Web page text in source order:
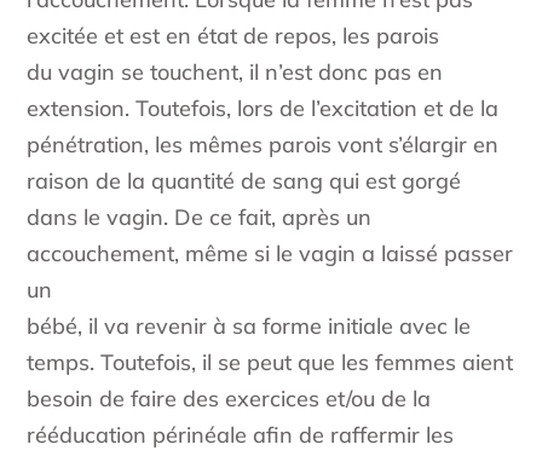
excitée et est en état de repos, les parois
du vagin se touchent, il n’est donc pas en
extension. Toutefois, lors de l’excitation et de la
pénétration, les mêmes parois vont s’élargir en
raison de la quantité de sang qui est gorgé
dans le vagin. De ce fait, après un
accouchement, même si le vagin a laissé passer
un
bébé, il va revenir à sa forme initiale avec le
temps. Toutefois, il se peut que les femmes aient
besoin de faire des exercices et/ou de la
rééducation périnéale afin de raffermir les